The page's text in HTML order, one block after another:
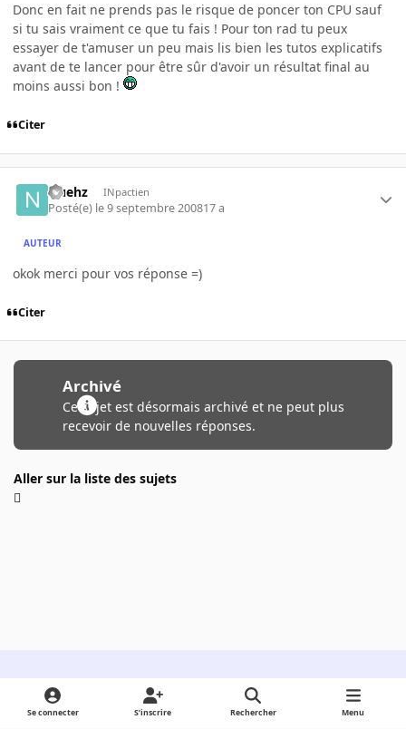
Donc en fait ne prends pas le risque de poncer ton CPU sauf
si tu sais vraiment ce que tu fais ! Pour ton rad tu peux
essayer de t'amuser un peu mais lis bien les tutos explicatifs
avant de te lancer pour être sûr d'avoir un résultat final au
moins aussi bon !
Citer
Nuehz INpactien
Posté(e) le 9 septembre 200817 a
AUTEUR
okok merci pour vos réponse =)
Citer
Archivé
Ce sujet est désormais archivé et ne peut plus
recevoir de nouvelles réponses.
Aller sur la liste des sujets
Light ModeDark ModeSystem Preference
Se connecter S’inscrire Rechercher Menu